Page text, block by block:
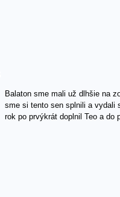
Balaton sme mali už dlhšie na
sme si tento sen splnili a vydali
rok po prvýkrát doplnil Teo a do